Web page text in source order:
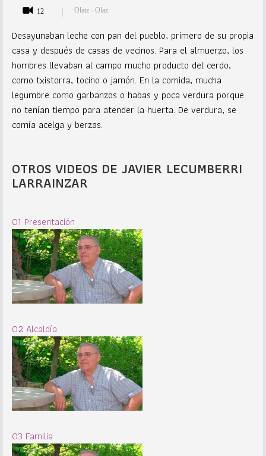
12
Olatz - Olaz
Desayunaban leche con pan del pueblo, primero de su propia
casa y después de casas de vecinos. Para el almuerzo, los
hombres llevaban al campo mucho producto del cerdo,
como txistorra, tocino o jamón. En la comida, mucha
legumbre como garbanzos o habas y poca verdura porque
no tenían tiempo para atender la huerta. De verdura, se
comía acelga y berzas.
OTROS VIDEOS DE JAVIER LECUMBERRI
LARRAINZAR
01 Presentación
02 Alcaldía
03 Familia